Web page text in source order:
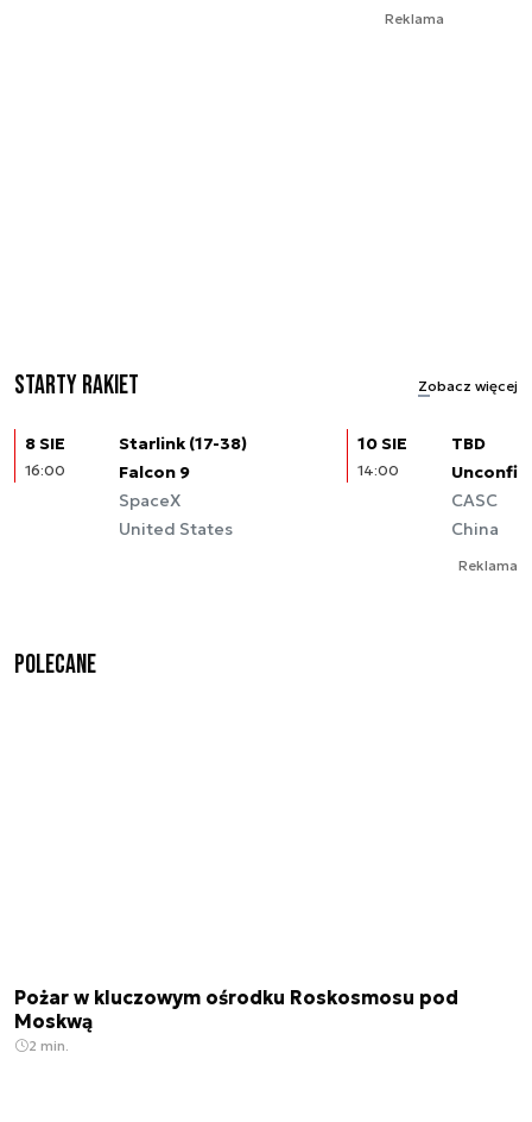
Reklama
Starty rakiet Zobacz więcej
8 SIE
16:00
Starlink (17-38)
Falcon 9
SpaceX
United States
10 SIE
14:00
TBD
CASC
China
Reklama
Polecane
Pożar w kluczowym ośrodku Roskosmosu pod
Moskwą
2 min.